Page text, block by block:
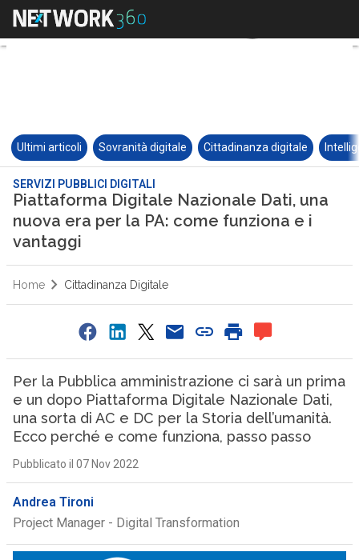
Ultimi articoli Sovranità digitale Cittadinanza digitale
SERVIZI PUBBLICI DIGITALI
Piattaforma Digitale Nazionale Dati, una
nuova era per la PA: come funziona e i
vantaggi
Home Cittadinanza Digitale
Per la Pubblica amministrazione ci sarà un prima
e un dopo Piattaforma Digitale Nazionale Dati,
una sorta di AC e DC per la Storia dell’umanità.
Ecco perché e come funziona, passo passo
Pubblicato il 07 Nov 2022
Andrea Tironi
Project Manager - Digital Transformation